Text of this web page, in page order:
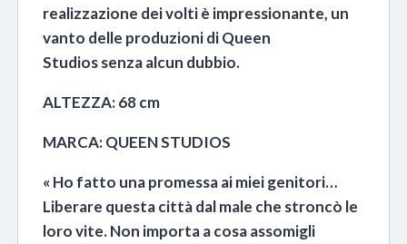
realizzazione dei volti è impressionante, un
vanto delle produzioni di Queen
Studios senza alcun dubbio.
ALTEZZA: 68 cm
MARCA: QUEEN STUDIOS
« Ho fatto una promessa ai miei genitori…
Liberare questa città dal male che stroncò le
loro vite. Non importa a cosa assomigli